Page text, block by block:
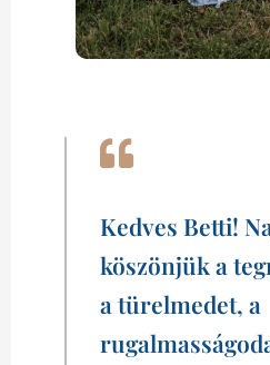
Kedves Betti!⁠
köszönjük a
a türelmedet, a